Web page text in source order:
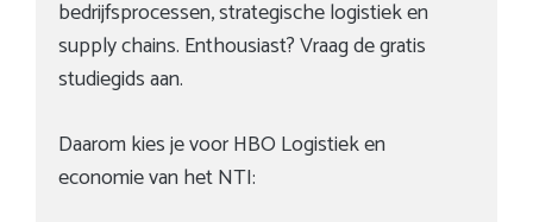
bedrijfsprocessen, strategische logistiek en
supply chains. Enthousiast? Vraag de gratis
studiegids aan.
Daarom kies je voor HBO Logistiek en
economie van het NTI: